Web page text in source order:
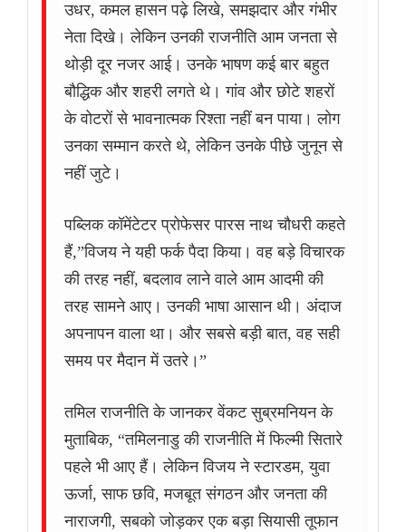
उधर, कमल हासन पढ़े लिखे, समझदार और गंभीर
नेता दिखे। लेकिन उनकी राजनीति आम जनता से
थोड़ी दूर नजर आई। उनके भाषण कई बार बहुत
बौद्धिक और शहरी लगते थे। गांव और छोटे शहरों
के वोटरों से भावनात्मक रिश्ता नहीं बन पाया। लोग
उनका सम्मान करते थे, लेकिन उनके पीछे जुनून से
नहीं जुटे।
पब्लिक कॉमेंटेटर प्रोफेसर पारस नाथ चौधरी कहते
हैं,”विजय ने यही फर्क पैदा किया। वह बड़े विचारक
की तरह नहीं, बदलाव लाने वाले आम आदमी की
तरह सामने आए। उनकी भाषा आसान थी। अंदाज
अपनापन वाला था। और सबसे बड़ी बात, वह सही
समय पर मैदान में उतरे।”
तमिल राजनीति के जानकर वेंकट सुब्रमनियन के
मुताबिक, “तमिलनाडु की राजनीति में फिल्मी सितारे
पहले भी आए हैं। लेकिन विजय ने स्टारडम, युवा
ऊर्जा, साफ छवि, मजबूत संगठन और जनता की
नाराजगी, सबको जोड़कर एक बड़ा सियासी तूफान